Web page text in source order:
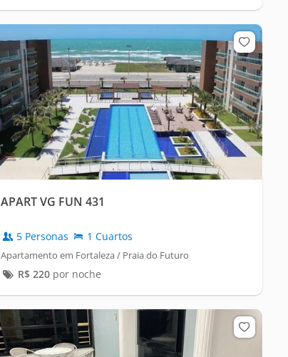
APART VG FUN 431
5 Personas 1 Cuartos
Apartamento em Fortaleza / Praia do Futuro
R$ 220por noche